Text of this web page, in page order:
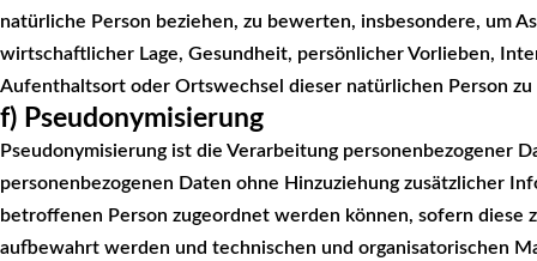
natürliche Person beziehen, zu bewerten, insbesondere, um
wirtschaftlicher Lage, Gesundheit, persönlicher Vorlieben,
Aufenthaltsort oder Ortswechsel dieser natürlichen Person zu
f) Pseudonymisierung
Pseudonymisierung ist die Verarbeitung personenbezogener
personenbezogenen Daten ohne Hinzuziehung zusätzlicher
betroffenen Person zugeordnet werden können, sofern diese
aufbewahrt werden und technischen und organisatorischen